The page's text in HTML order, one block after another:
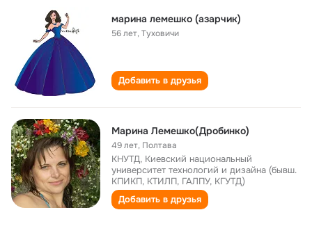
марина лемешко (азарчик)
56 лет,Туховичи
Добавить в друзья
Марина Лемешко(Дробинко)
49 лет, Полтава
КНУТД, Киевский национальный
университет технологий и дизайна (бывш.
КПИКП, КТИЛП, ГАЛПУ, КГУТД)
Добавить в друзья